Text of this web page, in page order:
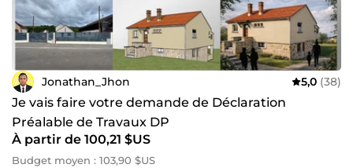
Jonathan_Jhon 5,0 (38)
Je vais faire votre demande de Déclaration
Préalable de Travaux DP
À partir de 100,21 $US
Budget moyen : 103,90 $US